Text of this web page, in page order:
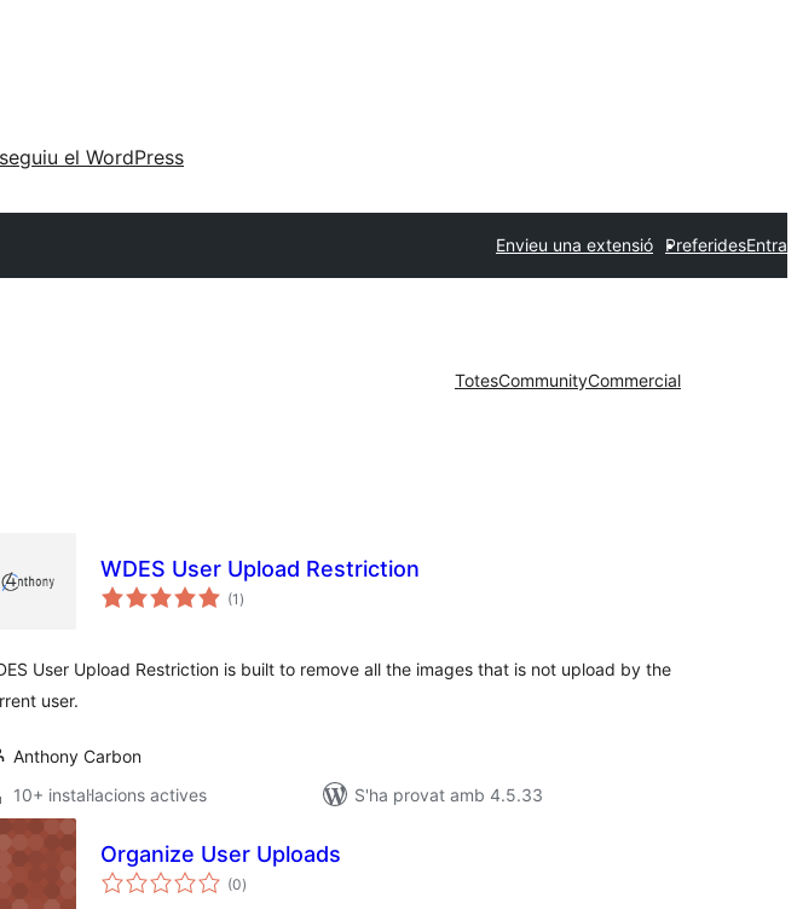
el WordPress
Envieu una extensió PreferidesEntra
TotesCommunityCommercial
WDES User Upload Restriction
(1 puntuacions
totals
)
User Upload Restriction is built to remove all the images that is not upload by the
user.
Anthony Carbon
10+ instal·lacions actives
S'ha provat amb 4.5.33
Organize User Uploads
(0puntuacions
totals
)